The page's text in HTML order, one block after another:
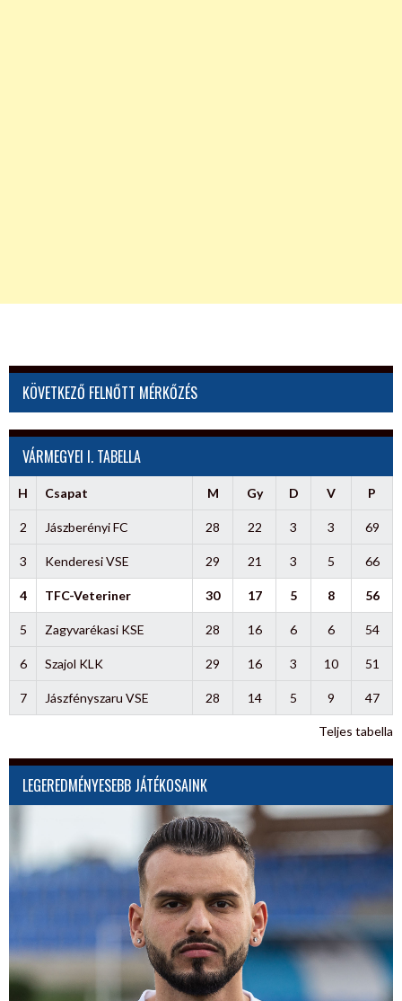
KÖVETKEZŐ FELNŐTT MÉRKŐZÉS
VÁRMEGYEI I. TABELLA
H Csapat M Gy D V P
2 Jászberényi FC 28 22 3 3 69
3 Kenderesi VSE 29 21 3 5 66
4 TFC-Veteriner 30 17 5 8 56
5 Zagyvarékasi KSE 28 16 6 6 54
6 Szajol KLK 29 16 3 10 51
7 Jászfényszaru VSE 28 14 5 9 47
Teljes tabella
LEGEREDMÉNYESEBB JÁTÉKOSAINK